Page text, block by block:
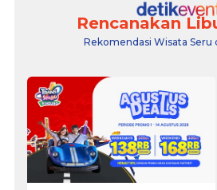
Rencanakan
Rekomendasi Wisata Seru